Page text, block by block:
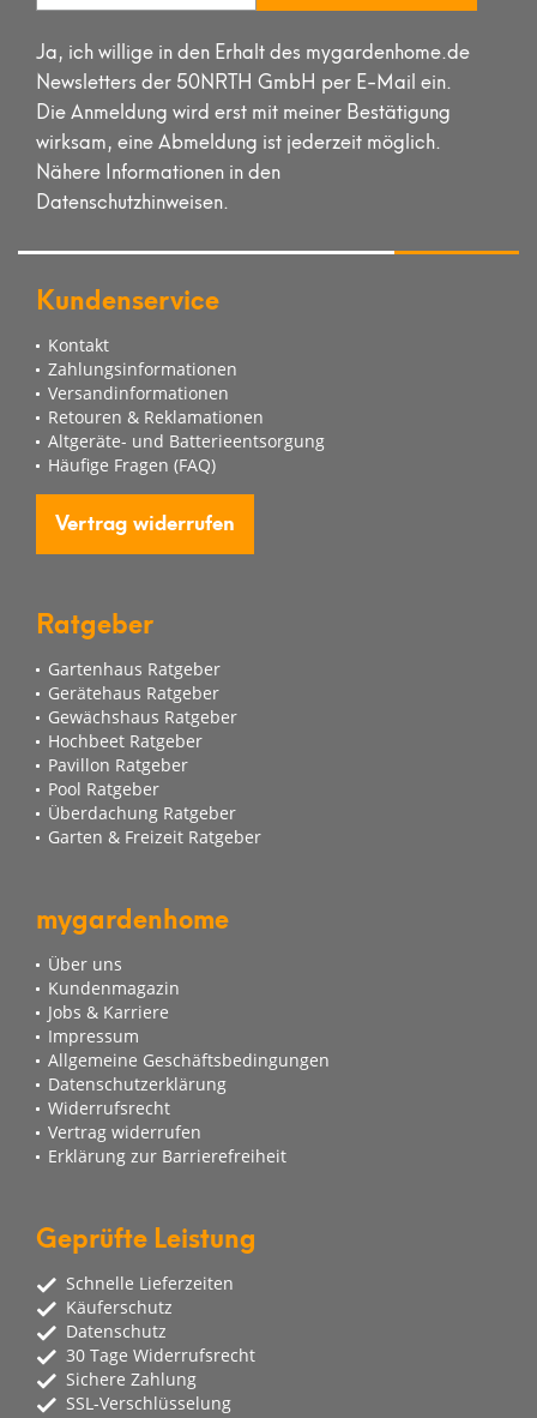
Ja, ich willige in den Erhalt des mygardenhome.de
Newsletters der 50NRTH GmbH per E-Mail ein.
Die Anmeldung wird erst mit meiner Bestätigung
wirksam, eine Abmeldung ist jederzeit möglich.
Nähere Informationen in den
Datenschutzhinweisen.
Kundenservice
Kontakt
Zahlungsinformationen
Versandinformationen
Retouren & Reklamationen
Altgeräte- und Batterieentsorgung
Häufige Fragen (FAQ)
Vertrag widerrufen
Ratgeber
Gartenhaus Ratgeber
Gerätehaus Ratgeber
Gewächshaus Ratgeber
Hochbeet Ratgeber
Pavillon Ratgeber
Pool Ratgeber
Überdachung Ratgeber
Garten & Freizeit Ratgeber
mygardenhome
Über uns
Kundenmagazin
Jobs & Karriere
Impressum
Allgemeine Geschäftsbedingungen
Datenschutzerklärung
Widerrufsrecht
Vertrag widerrufen
Erklärung zur Barrierefreiheit
Geprüfte Leistung
Schnelle Lieferzeiten
Käuferschutz
Datenschutz
30 Tage Widerrufsrecht
Sichere Zahlung
SSL-Verschlüsselung